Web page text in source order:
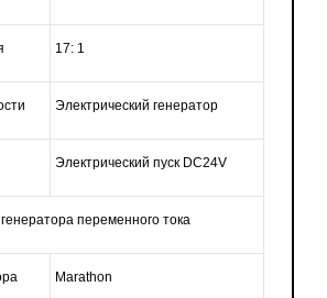
17: 1
Электрический генератор
Электрический пуск DC24V
переменного тока
Marathon